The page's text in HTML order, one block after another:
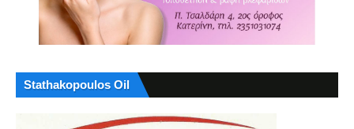
Stathakopoulos Oil